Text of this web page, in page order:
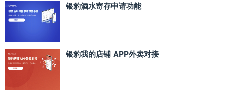
银豹酒水寄存申请功能
银豹我的店铺 APP外卖对接